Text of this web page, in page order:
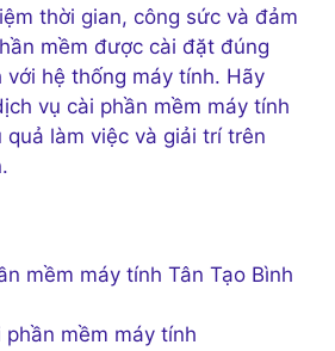
thời gian, công sức và đảm
mềm được cài đặt đúng
hệ thống máy tính. Hãy
vụ cài phần mềm máy tính
quả làm việc và giải trí trên
mềm máy tính Tân Tạo Bình
phần mềm máy tính